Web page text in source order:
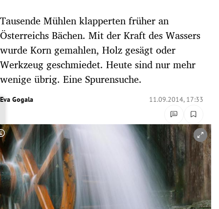
Untermenü
Untermenü
Untermenü
Untermenü
Untermenü
Untermenü
Tausende Mühlen klapperten früher an
Österreichs Bächen. Mit der Kraft des Wassers
wurde Korn gemahlen, Holz gesägt oder
Werkzeug geschmiedet. Heute sind nur mehr
wenige übrig. Eine Spurensuche.
Eva Gogala 11.09.2014, 17:33
Copyright-Hinweis öffnen/schließen